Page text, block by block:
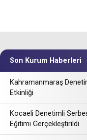
Son Kurum Haberleri
Kahramanmaraş
Etkinliği
Kocaeli Denetimli
Eğitimi Gerçekleştirildi